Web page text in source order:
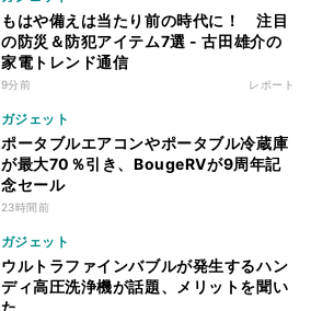
もはや備えは当たり前の時代に！ 注目
の防災＆防犯アイテム7選 - 古田雄介の
家電トレンド通信
9分前 レポート
ガジェット
ポータブルエアコンやポータブル冷蔵庫
が最大70％引き、BougeRVが9周年記
念セール
23時間前
ガジェット
ウルトラファインバブルが発生するハン
ディ高圧洗浄機が話題、メリットを聞い